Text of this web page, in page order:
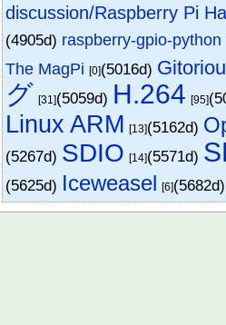
discussion/Raspberry Pi
(4905d) raspberry-gpio-python
The MagPi [0](5016d)
グ [31](5059d) H.264 [95]
Linux ARM [13](5162d)
(5267d) SDIO [14](5571d)
(5625d) Iceweasel [6]